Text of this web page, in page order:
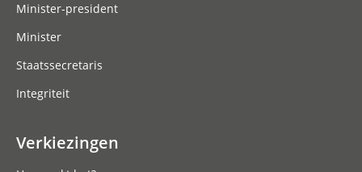
Minister-president
Minister
Staatssecretaris
Integriteit
Verkiezingen